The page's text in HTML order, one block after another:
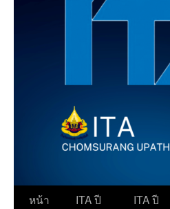
ข้าม
หน้า
ITA ปี
ITA ปี